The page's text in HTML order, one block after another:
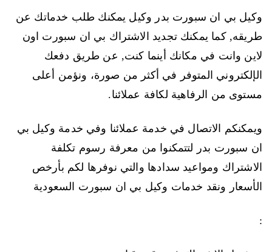
وكيل بي ان سبورت بدر وكيل يمكنك طلب خدماتك عن
طريقه, كما يمكنك تجديد الاشتراك بي ان سبورت اون
لاين وانت في مكانك أينما كنت, عن طريق دفعك
الإلكتروني المتوفر في أكثر من صورة، ونؤمن أعلى
مستوى من الرفاهية لكافة عملائنا.
ويمكنكم الاتصال في خدمة عملائنا وفي خدمة وكيل بي
ان سبورت بدر لتتمكنوا من معرفة رسوم تكلفة
الاشتراك ومواعيد سدادها والتي نوفرها لكم بأرخص
الأسعار ونقد خدمات وكيل بي ان سبورت السعودية
: